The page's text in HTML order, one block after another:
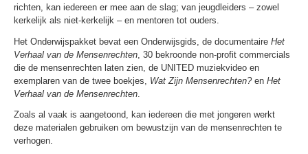
richten, kan iedereen er mee aan de slag; van jeugdleiders – zowel
kerkelijk als niet-kerkelijk – en mentoren tot ouders.
Het Onderwijspakket bevat een Onderwijsgids, de documentaire Het
Verhaal van de Mensenrechten , 30 bekroonde non-profit commercials
die de mensenrechten laten zien, de UNITED muziekvideo en
exemplaren van de twee boekjes, Wat Zijn Mensenrechten? en Het
Verhaal van de Mensenrechten
Zoals al vaak is aangetoond, kan iedereen die met jongeren werkt
deze materialen gebruiken om bewustzijn van de mensenrechten te
verhogen.